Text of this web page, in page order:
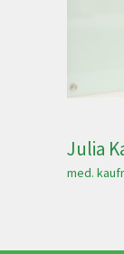
Julia
med.